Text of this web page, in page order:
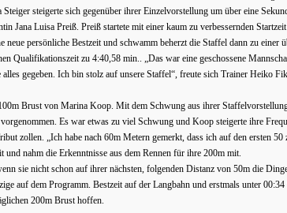
steigerte sich gegenüber ihrer Einzelvorstellung um über eine
Jana Luisa Preiß. Preiß startete mit einer kaum zu verbessernden
neue persönliche Bestzeit und schwamm beherzt die Staffel dann zu einer
Qualifikationszeit zu 4:40,58 min.. „Das war eine geschossene
alles gegeben. Ich bin stolz auf unsere Staffel“, freute sich Trainer Heiko
Brust von Marina Koop. Mit dem Schwung aus ihrer
Es war etwas zu viel Schwung und Koop steigerte ihre
zollen. „Ich habe nach 60m Metern gemerkt, dass ich auf den ersten
und nahm die Erkenntnisse aus dem Rennen für ihre 200m mit.
sie nicht schon auf ihrer nächsten, folgenden Distanz von 50m die
auf dem Programm. Bestzeit auf der Langbahn und erstmals unter
200m Brust hoffen.